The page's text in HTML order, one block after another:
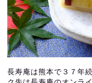
長寿庵は熊本で３７年